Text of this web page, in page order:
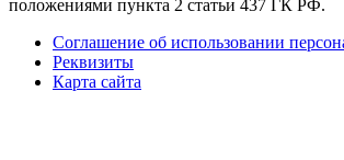
положениями пункта 2 статьи 437 ГК РФ.
Соглашение об использовании
Реквизиты
Карта сайта